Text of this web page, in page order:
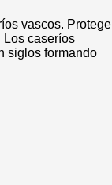
vascos. Protege
Los caseríos
siglos formando